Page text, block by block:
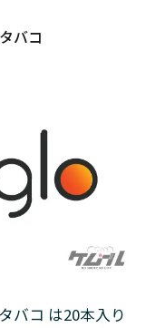
バコ
バコ は20本入り